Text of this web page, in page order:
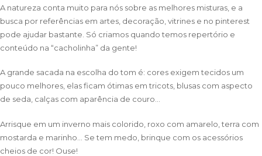
A natureza conta muito para nós sobre as melhores misturas, e a
busca por referências em artes, decoração, vitrines e no pinterest
pode ajudar bastante. Só criamos quando temos repertório e
conteúdo na “cacholinha” da gente!
A grande sacada na escolha do tom é: cores exigem tecidos um
pouco melhores, elas ficam ótimas em tricots, blusas com aspecto
de seda, calças com aparência de couro…
Arrisque em um inverno mais colorido, roxo com amarelo, terra com
mostarda e marinho… Se tem medo, brinque com os acessórios
cheios de cor! Ouse!